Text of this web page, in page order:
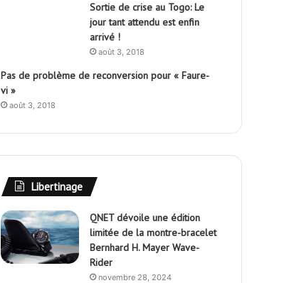
Sortie de crise au Togo: Le
jour tant attendu est enfin
arrivé !
août 3, 2018
Pas de problème de reconversion pour « Faure-
vi »
août 3, 2018
Libertinage
QNET dévoile une édition
limitée de la montre-bracelet
Bernhard H. Mayer Wave-
Rider
novembre 28, 2024